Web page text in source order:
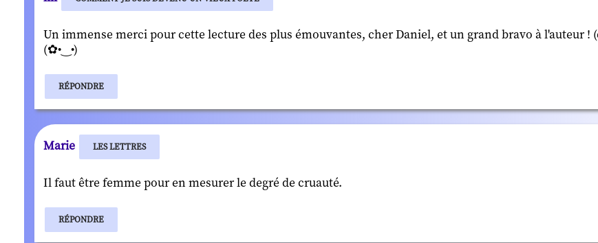
Un immense merci pour cette lecture des plus émouvantes, cher Daniel, et un grand bravo à l'auteur
(✿•‿•)
RÉPONDRE
Marie LES LETTRES
Il faut être femme pour en mesurer le degré de cruauté.
RÉPONDRE